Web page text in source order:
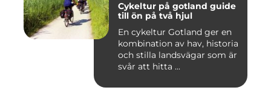
Cykeltur på gotland guide
till ön på två hjul
En cykeltur Gotland ger en
kombination av hav, historia
och stilla landsvägar som är
svår att hitta ...